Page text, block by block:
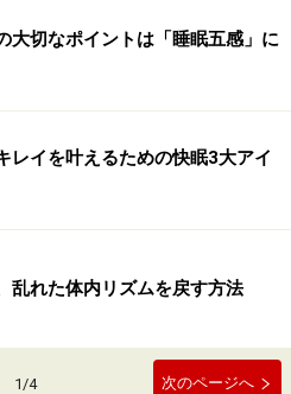
大切なポイントは「睡眠五感」に
レイを叶えるための快眠3大アイ
乱れた体内リズムを戻す方法
1/4 次のページへ